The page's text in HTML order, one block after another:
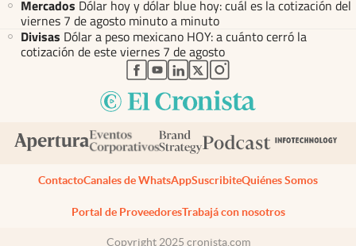
Mercados Dólar hoy y dólar blue hoy: cuál es la cotización del
viernes 7 de agosto minuto a minuto
Divisas Dólar a peso mexicano HOY: a cuánto cerró la
cotización de este viernes 7 de agosto
abre en nueva pestaña
abre en nueva pestaña
abre en nueva pestaña
abre en nueva pestaña
abre en nueva pestaña
ContactoCanales de WhatsAppSuscribiteQuiénes Somos
Portal de ProveedoresTrabajá con nosotros
Copyright 2025 cronista.com